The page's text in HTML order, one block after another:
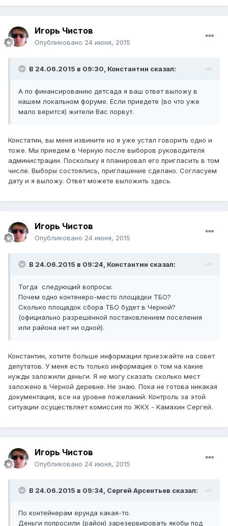
Игорь Чистов
Опубликовано 24 июня, 2015
В 24.06.2015 в 09:30, Константин сказал:
А по финансированию детсада я ваш ответ выложу в
нашем локальном форуме. Если приедете (во что уже
мало верится) жители Вас порвут.
Констатин, вы меня извините но я уже устал говорить одно и
тоже. Мы приедем в Черную после выборов руководителя
администрации. Поскольку я планировал его пригласить в том
числе. Выборы состоялись, приглашение сделано. Согласуем
дату и я выложу. Ответ можете выложить здесь.
Игорь Чистов
Опубликовано 24 июня, 2015
В 24.06.2015 в 09:24, Константин сказал:
Тогда следующий вопросы:
Почем одно контенеро-место площадки ТБО?
Сколько площадок сбора ТБО будет в Черной?
(официально разрешённой постановлением поселения
или района нет ни одной).
Константин, хотите больше информации приезжайте на совет
депутатов. У меня есть только информация о том на какие
нужды заложили деньги. Я не могу сказать сколько мест
заложено в Черной деревне. Не знаю. Пока не готова никакая
документация, все на уровне пожеланий. Контроль за этой
ситуации осуществляет комиссия по ЖКХ - Камахин Сергей.
Игорь Чистов
Опубликовано 24 июня, 2015
В 24.06.2015 в 09:34, Сергей Арсентьев сказал:
По контейнерам ерунда какая-то.
Деньги попросили (район) зарезервировать якобы под